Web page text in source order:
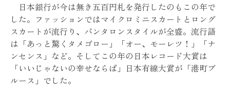
日本銀行が今は無き五百円札を発行したのもこの年で
した。ファッションではマイクロミニスカートとロング
スカートが流行り、パンタロンスタイルが全盛。流行語
は「あっと驚くタメゴロー」「オー、モーレツ！」「ナ
ンセンス」など。そしてこの年の日本レコード大賞は
「いいじゃないの幸せならば」日本有線大賞が「港町ブ
ルース」でした。